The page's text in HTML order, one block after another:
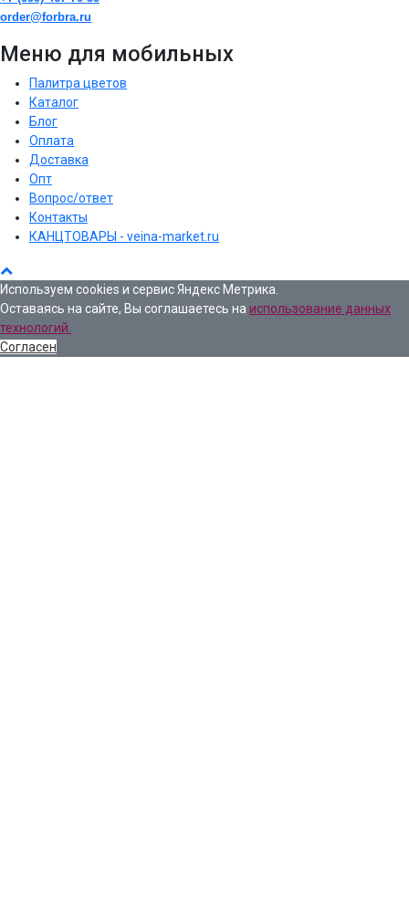
order@forbra.ru
Меню для мобильных
Палитра цветов
Каталог
Блог
Оплата
Доставка
Опт
Вопрос/ответ
Контакты
КАНЦТОВАРЫ - veina-market.ru
Используем cookies и сервис Яндекс Метрика.
Оставаясь на сайте, Вы соглашаетесь на использование данных
технологий.
Согласен